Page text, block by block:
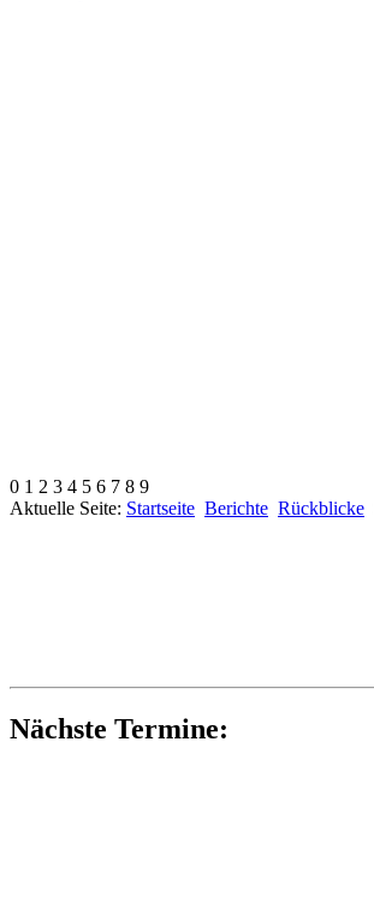
0 1 2 3 4 5 6 7 8 9
Aktuelle Seite: Startseite Berichte Rückblicke
Nächste Termine: